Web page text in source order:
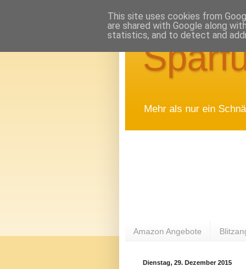
Mehr als nur ein
Amazon Angebote
Dienstag, 29. Dezember 2015
This site uses cookies from
are shared with Google along
statistics, and to detect and